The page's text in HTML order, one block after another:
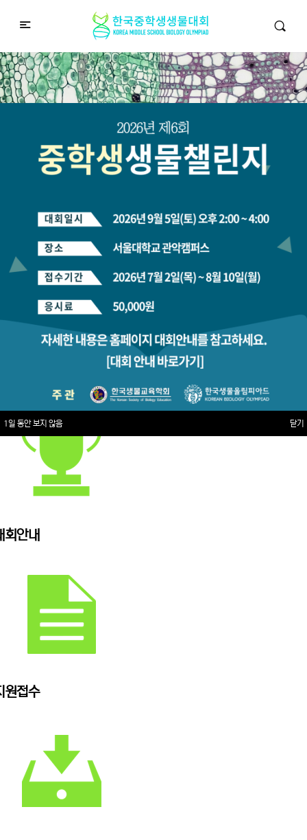
중학생생물챌린지
Middle School Korea Biology Olympiad
2026 대회 접수 안내
회안내
원접수
1일 동안 보지 않음 닫기